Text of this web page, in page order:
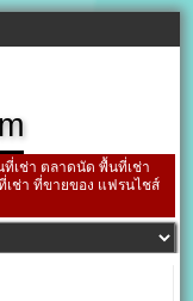
เช่า ตลาดนัด พื้นที่เช่า
เช่า ที่ขายของ แฟรนไชส์